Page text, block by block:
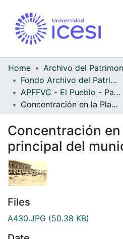
Home
Fondo Archivo del Patrimonio Fotográfico y Fílmico del Valle del Cauca
APFFVC - El Pueblo - Patrimonial
Concentración en la Plaza principal del municipio
Concentración en
principal del
Files
A430.JPG (50.38 KB)